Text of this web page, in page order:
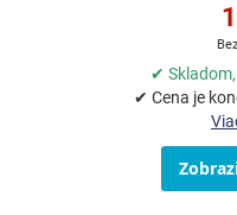
✔
✔ Cena je